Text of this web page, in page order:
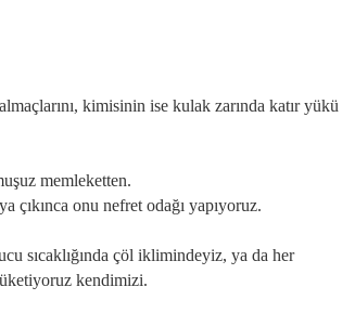
kimisinin ise kulak zarında katır yükü
memleketten.
çıkınca onu nefret odağı yapıyoruz.
sıcaklığında çöl iklimindeyiz, ya da her
kendimizi.